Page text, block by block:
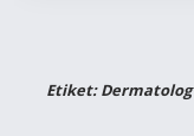
Etiket: